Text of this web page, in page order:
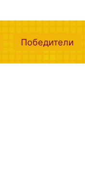
(current)Победители